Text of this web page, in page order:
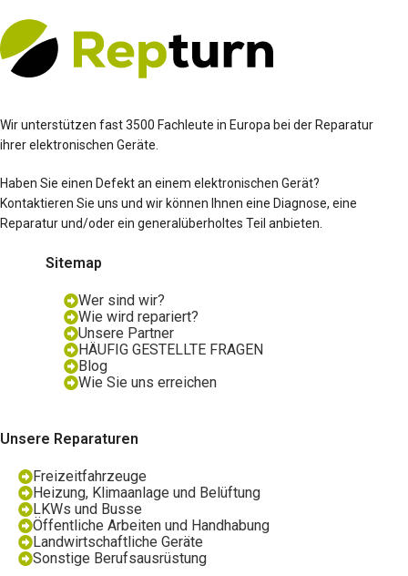
Wir unterstützen fast 3500 Fachleute in Europa bei der Reparatur
ihrer elektronischen Geräte.
Haben Sie einen Defekt an einem elektronischen Gerät?
Kontaktieren Sie uns und wir können Ihnen eine Diagnose, eine
Reparatur und/oder ein generalüberholtes Teil anbieten.
Sitemap
Wer sind wir?
Wie wird repariert?
Unsere Partner
HÄUFIG GESTELLTE FRAGEN
Blog
Wie Sie uns erreichen
Unsere Reparaturen
Freizeitfahrzeuge
Heizung, Klimaanlage und Belüftung
LKWs und Busse
Öffentliche Arbeiten und Handhabung
Landwirtschaftliche Geräte
Sonstige Berufsausrüstung